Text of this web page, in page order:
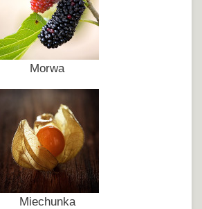
Morwa
Miechunka